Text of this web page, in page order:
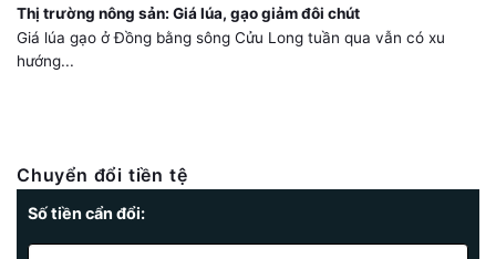
Thị trường nông sản: Giá lúa, gạo giảm đôi chút
Giá lúa gạo ở Đồng bằng sông Cửu Long tuần qua vẫn có xu
hướng...
Chuyển đổi tiền tệ
Số tiền cẩn đổi: